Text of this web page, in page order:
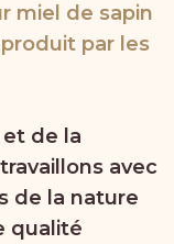
miel de sapin
par les
de la
avec
de la nature
qualité